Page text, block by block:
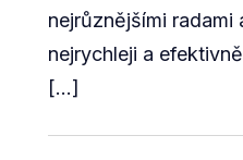
revoluci
nejrůznějšími radami
nejrychleji a
[…]